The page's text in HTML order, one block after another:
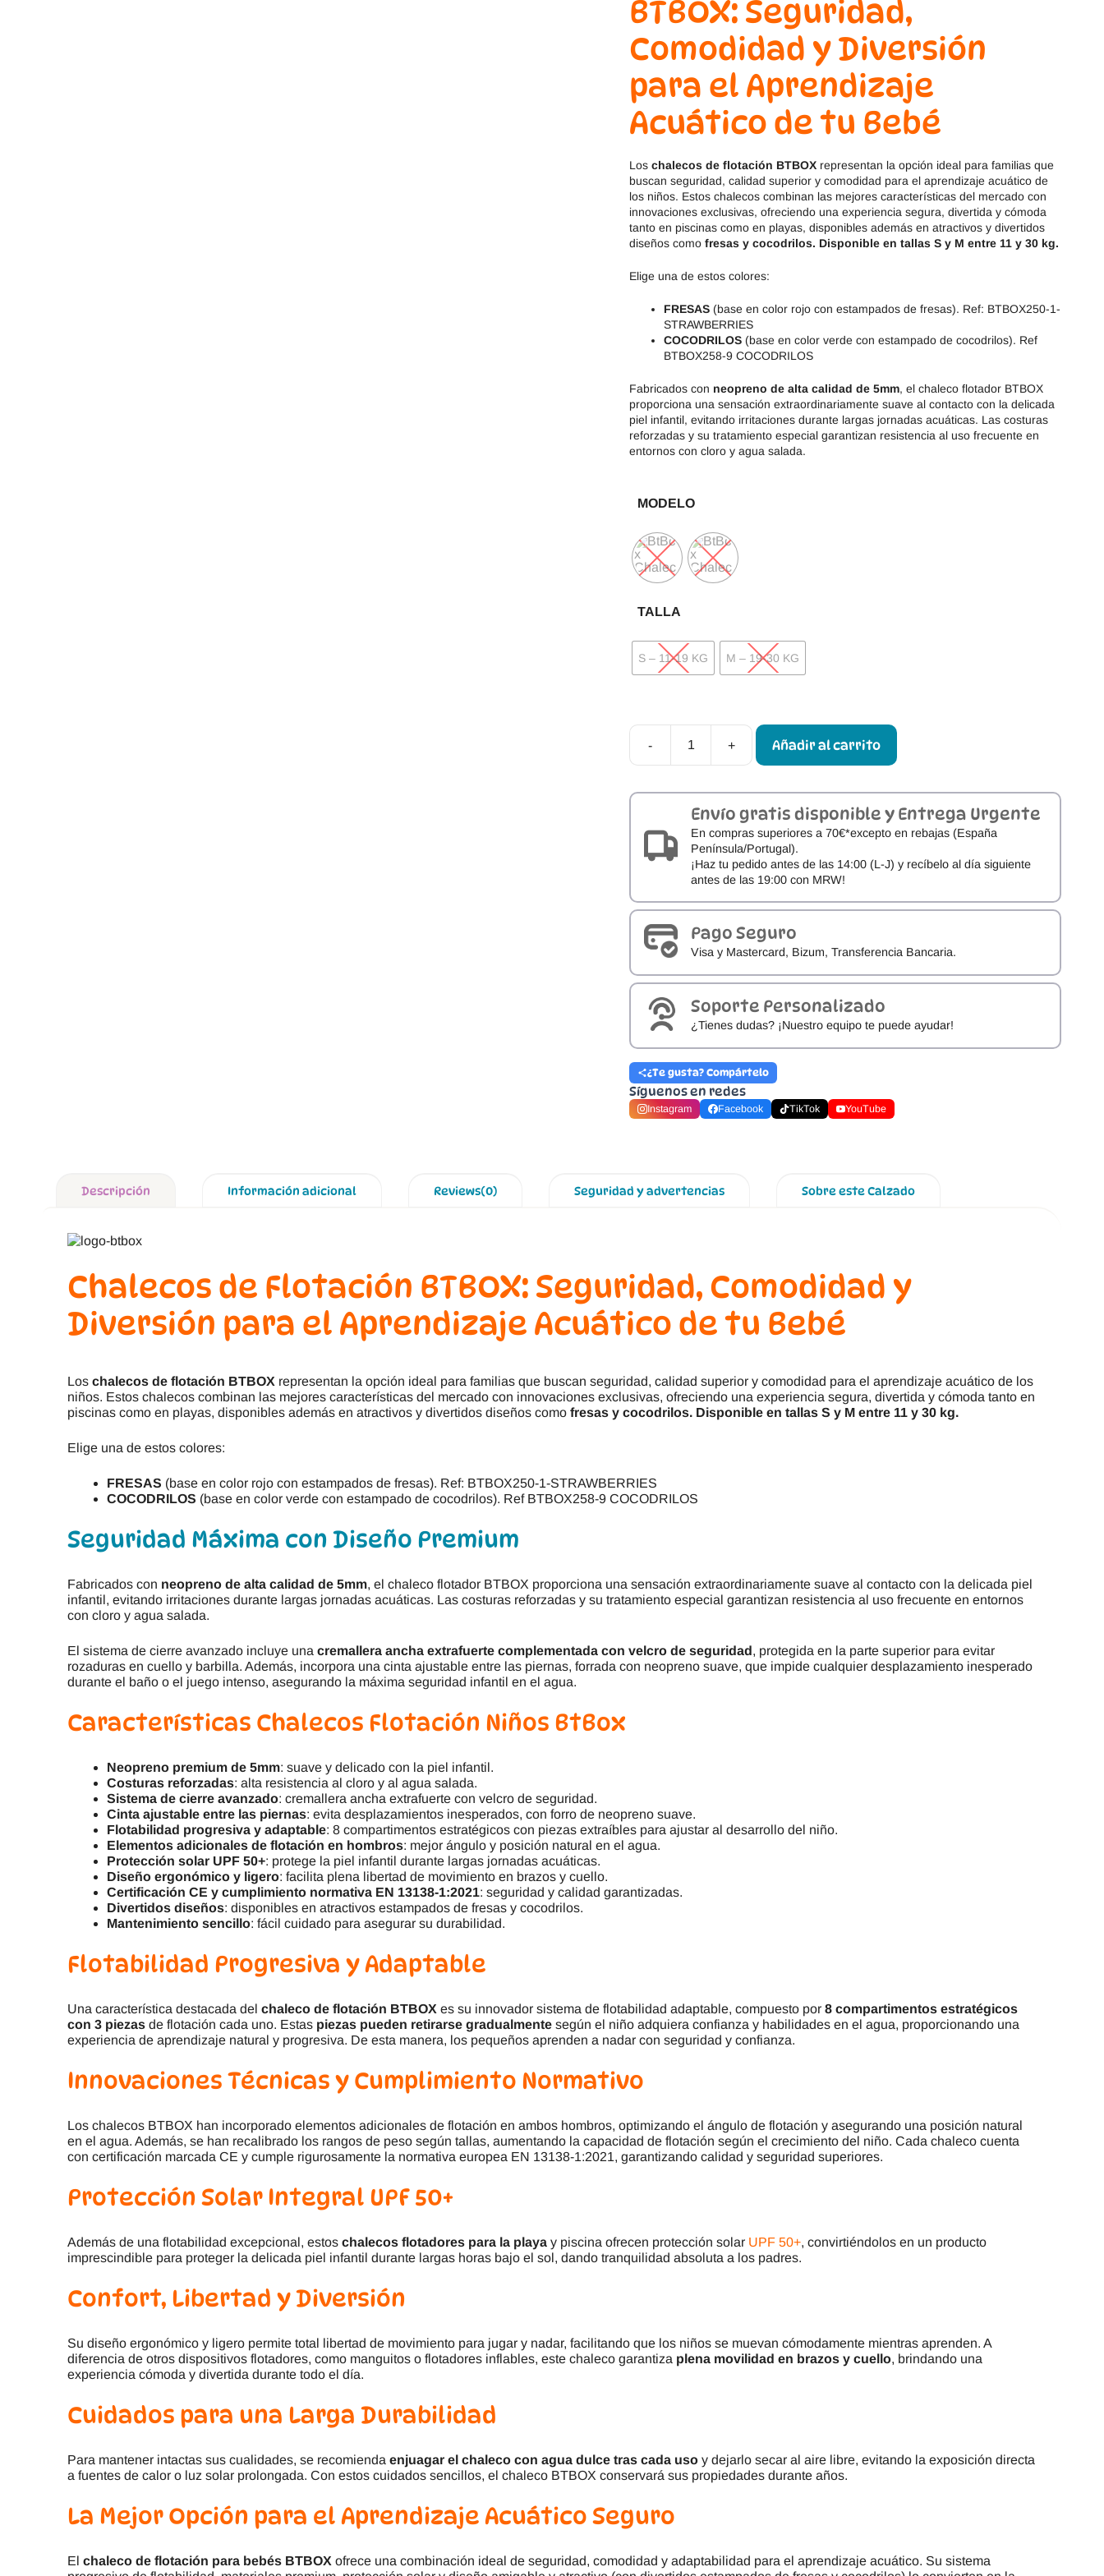
Ipanema
Magical Shoes
OldSoles
RIA
Stitch & Walk
Vivant
Reima
Snugi
Titanitos
Tikki
Zapy
BTBOX: Seguridad,
Comodidad y Diversión
para el Aprendizaje
Acuático de tu Bebé
Los chalecos de flotación BTBOX representan la opción ideal para familias que
buscan seguridad, calidad superior y comodidad para el aprendizaje acuático de
los niños. Estos chalecos combinan las mejores características del mercado con
innovaciones exclusivas, ofreciendo una experiencia segura, divertida y cómoda
tanto en piscinas como en playas, disponibles además en atractivos y divertidos
diseños como fresas y cocodrilos. Disponible en tallas S y M entre 11 y 30 kg.
Elige una de estos colores:
FRESAS (base en color rojo con estampados de fresas). Ref: BTBOX250-1-
STRAWBERRIES
COCODRILOS (base en color verde con estampado de cocodrilos). Ref
BTBOX258-9 COCODRILOS
Fabricados con neopreno de alta calidad de 5mm, el chaleco flotador BTBOX
proporciona una sensación extraordinariamente suave al contacto con la delicada
piel infantil, evitando irritaciones durante largas jornadas acuáticas. Las costuras
reforzadas y su tratamiento especial garantizan resistencia al uso frecuente en
entornos con cloro y agua salada.
MODELO
TALLA
S – 11-19 KG M – 19-30 KG
-
Chalecos
Flotación
BTBOX
+ Añadir al carrito
Envío gratis disponible y Entrega Urgente
En compras superiores a 70€*excepto en rebajas (España
Península/Portugal).
¡Haz tu pedido antes de las 14:00 (L-J) y recíbelo al día siguiente
antes de las 19:00 con MRW!
Pago Seguro
Visa y Mastercard, Bizum, Transferencia Bancaria.
Soporte Personalizado
¿Tienes dudas? ¡Nuestro equipo te puede ayudar!
¿Te gusta? Compártelo
Síguenos en redes
Instagram Facebook TikTok YouTube
Descripción Información adicional Reviews(0) Seguridad y advertencias Sobre este Calzado
Chalecos de Flotación BTBOX: Seguridad, Comodidad y
Diversión para el Aprendizaje Acuático de tu Bebé
Los chalecos de flotación BTBOX representan la opción ideal para familias que buscan seguridad, calidad superior y comodidad para el aprendizaje acuático de los
niños. Estos chalecos combinan las mejores características del mercado con innovaciones exclusivas, ofreciendo una experiencia segura, divertida y cómoda tanto en
piscinas como en playas, disponibles además en atractivos y divertidos diseños como fresas y cocodrilos. Disponible en tallas S y M entre 11 y 30 kg.
Elige una de estos colores:
FRESAS (base en color rojo con estampados de fresas). Ref: BTBOX250-1-STRAWBERRIES
COCODRILOS (base en color verde con estampado de cocodrilos). Ref BTBOX258-9 COCODRILOS
Seguridad Máxima con Diseño Premium
Fabricados con neopreno de alta calidad de 5mm, el chaleco flotador BTBOX proporciona una sensación extraordinariamente suave al contacto con la delicada piel
infantil, evitando irritaciones durante largas jornadas acuáticas. Las costuras reforzadas y su tratamiento especial garantizan resistencia al uso frecuente en entornos
con cloro y agua salada.
El sistema de cierre avanzado incluye una cremallera ancha extrafuerte complementada con velcro de seguridad, protegida en la parte superior para evitar
rozaduras en cuello y barbilla. Además, incorpora una cinta ajustable entre las piernas, forrada con neopreno suave, que impide cualquier desplazamiento inesperado
durante el baño o el juego intenso, asegurando la máxima seguridad infantil en el agua.
Características Chalecos Flotación Niños BtBox
Neopreno premium de 5mm: suave y delicado con la piel infantil.
Costuras reforzadas: alta resistencia al cloro y al agua salada.
Sistema de cierre avanzado: cremallera ancha extrafuerte con velcro de seguridad.
Cinta ajustable entre las piernas: evita desplazamientos inesperados, con forro de neopreno suave.
Flotabilidad progresiva y adaptable: 8 compartimentos estratégicos con piezas extraíbles para ajustar al desarrollo del niño.
Elementos adicionales de flotación en hombros: mejor ángulo y posición natural en el agua.
Protección solar UPF 50+: protege la piel infantil durante largas jornadas acuáticas.
Diseño ergonómico y ligero: facilita plena libertad de movimiento en brazos y cuello.
Certificación CE y cumplimiento normativa EN 13138-1:2021: seguridad y calidad garantizadas.
Divertidos diseños: disponibles en atractivos estampados de fresas y cocodrilos.
Mantenimiento sencillo: fácil cuidado para asegurar su durabilidad.
Flotabilidad Progresiva y Adaptable
Una característica destacada del chaleco de flotación BTBOX es su innovador sistema de flotabilidad adaptable, compuesto por 8 compartimentos estratégicos
con 3 piezas de flotación cada uno. Estas piezas pueden retirarse gradualmente según el niño adquiera confianza y habilidades en el agua, proporcionando una
experiencia de aprendizaje natural y progresiva. De esta manera, los pequeños aprenden a nadar con seguridad y confianza.
Innovaciones Técnicas y Cumplimiento Normativo
Los chalecos BTBOX han incorporado elementos adicionales de flotación en ambos hombros, optimizando el ángulo de flotación y asegurando una posición natural
en el agua. Además, se han recalibrado los rangos de peso según tallas, aumentando la capacidad de flotación según el crecimiento del niño. Cada chaleco cuenta
con certificación marcada CE y cumple rigurosamente la normativa europea EN 13138-1:2021, garantizando calidad y seguridad superiores.
Protección Solar Integral UPF 50+
Además de una flotabilidad excepcional, estos chalecos flotadores para la playa y piscina ofrecen protección solar UPF 50+, convirtiéndolos en un producto
imprescindible para proteger la delicada piel infantil durante largas horas bajo el sol, dando tranquilidad absoluta a los padres.
Confort, Libertad y Diversión
Su diseño ergonómico y ligero permite total libertad de movimiento para jugar y nadar, facilitando que los niños se muevan cómodamente mientras aprenden. A
diferencia de otros dispositivos flotadores, como manguitos o flotadores inflables, este chaleco garantiza plena movilidad en brazos y cuello, brindando una
experiencia cómoda y divertida durante todo el día.
Cuidados para una Larga Durabilidad
Para mantener intactas sus cualidades, se recomienda enjuagar el chaleco con agua dulce tras cada uso y dejarlo secar al aire libre, evitando la exposición directa
a fuentes de calor o luz solar prolongada. Con estos cuidados sencillos, el chaleco BTBOX conservará sus propiedades durante años.
La Mejor Opción para el Aprendizaje Acuático Seguro
El chaleco de flotación para bebés BTBOX ofrece una combinación ideal de seguridad, comodidad y adaptabilidad para el aprendizaje acuático. Su sistema